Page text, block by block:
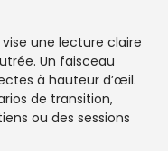
une lecture claire
Un faisceau
à hauteur d’œil.
de transition,
ou des sessions